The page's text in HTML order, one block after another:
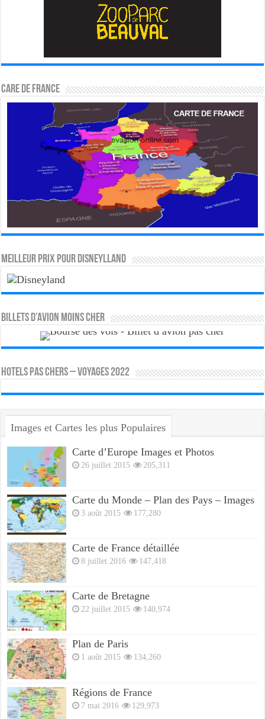
CARE DE FRANCE
MEILLEUR PRIX POUR DISNEYLLAND
Billets d’avion moins cher
HOTELS PAS CHERS – VOYAGES 2022
Images et Cartes les plus Populaires
Carte d’Europe Images et Photos
26 juillet 2015 205,311
Carte du Monde – Plan des Pays – Images
3 août 2015 177,280
Carte de France détaillée
8 juillet 2016 147,418
Carte de Bretagne
22 juillet 2015 140,974
Plan de Paris
1 août 2015 134,260
Régions de France
7 mai 2016 129,973